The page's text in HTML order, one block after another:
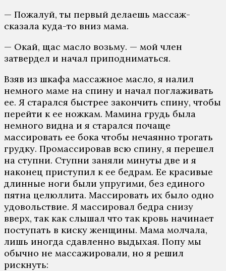
— Пожалуй, ты первый делаешь массаж-
сказала куда-то вниз мама.
— Окай, щас масло возьму. — мой член
затвердел и начал приподниматься.
Взяв из шкафа массажное масло, я налил
немного маме на спину и начал поглаживать
ее. Я старался быстрее закончить спину, чтобы
перейти к ее ножкам. Мамина грудь была
немного видна и я старался почаще
массировать ее бока чтобы нечаянно трогать
грудку. Промассировав всю спину, я перешел
на ступни. Ступни заняли минуты две и я
наконец приступил к ее бедрам. Ее красивые
длинные ноги были упругими, без единого
пятна целюллита. Массировать их было одно
удовольствие. Я массировал бедра снизу
вверх, так как слышал что так кровь начинает
поступать в киску женщины. Мама молчала,
лишь иногда сдавленно выдыхая. Попу мы
обычно не массажировали, но я решил
рискнуть: